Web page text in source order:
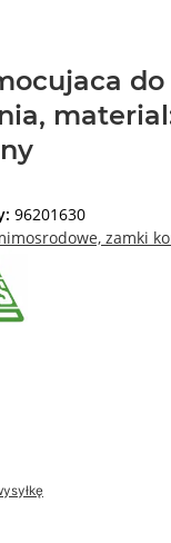
do
96201630
zamki